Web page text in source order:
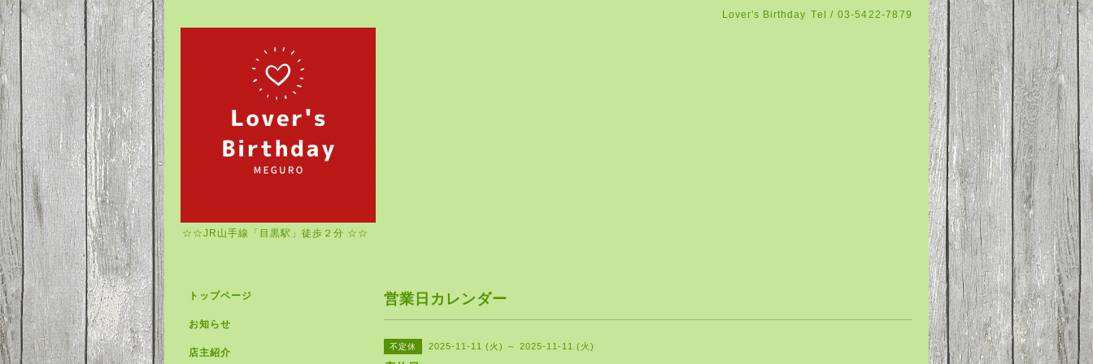
Lover's Birthday Tel / 03-5422-7879
☆☆JR山手線「目黒駅」徒歩２分 ☆☆
営業日カレンダー
不定休 2025-11-11 (火) ～ 2025-11-11 (火)
トップページ
お知らせ
店主紹介